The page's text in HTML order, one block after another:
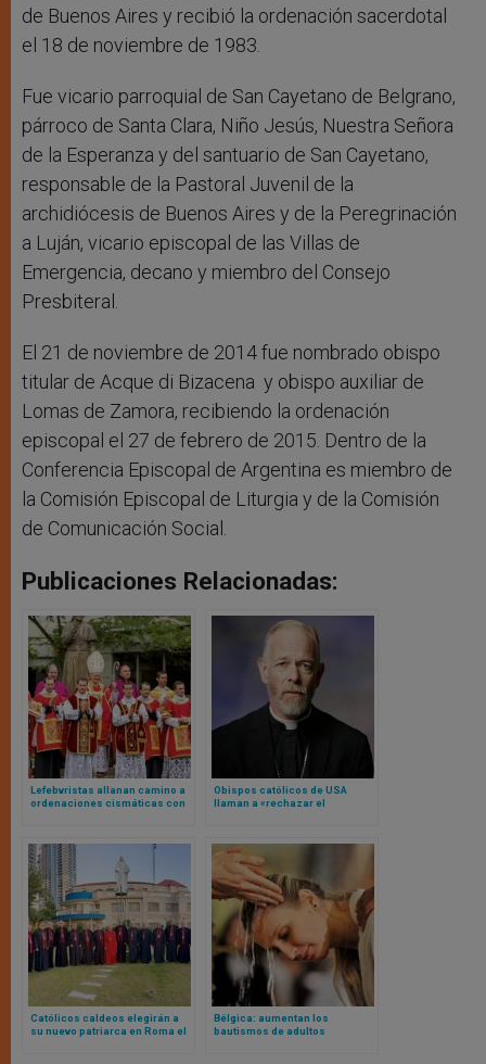
de Buenos Aires y recibió la ordenación sacerdotal
el 18 de noviembre de 1983.
Fue vicario parroquial de San Cayetano de Belgrano,
párroco de Santa Clara, Niño Jesús, Nuestra Señora
de la Esperanza y del santuario de San Cayetano,
responsable de la Pastoral Juvenil de la
archidiócesis de Buenos Aires y de la Peregrinación
a Luján, vicario episcopal de las Villas de
Emergencia, decano y miembro del Consejo
Presbiteral.
El 21 de noviembre de 2014 fue nombrado obispo
titular de Acque di Bizacena y obispo auxiliar de
Lomas de Zamora, recibiendo la ordenación
episcopal el 27 de febrero de 2015. Dentro de la
Conferencia Episcopal de Argentina es miembro de
la Comisión Episcopal de Liturgia y de la Comisión
de Comunicación Social.
Publicaciones Relacionadas:
Lefebvristas allanan camino a
ordenaciones cismáticas con
Obispos católicos de USA
llaman a «rechazar el
alimentan»
Católicos caldeos elegirán a
su nuevo patriarca en Roma el
Bélgica: aumentan los
bautismos de adultos